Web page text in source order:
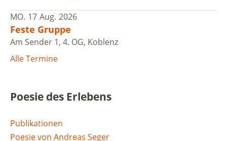
MO. 17 Aug. 2026
Feste Gruppe
Am Sender 1, 4. OG, Koblenz
Alle Termine
Poesie des Erlebens
Publikationen
Poesie von Andreas Seger